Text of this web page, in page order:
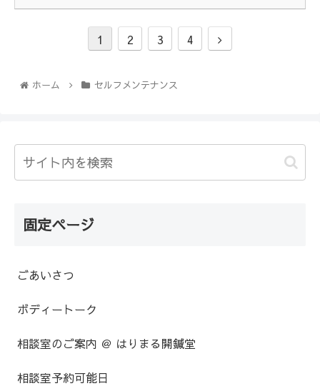
1 2 3 4
ホーム セルフメンテナンス
固定ページ
ごあいさつ
ボディートーク
相談室のご案内 ＠ はりまる開鍼堂
相談室予約可能日